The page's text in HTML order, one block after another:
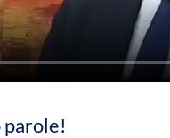
parole!